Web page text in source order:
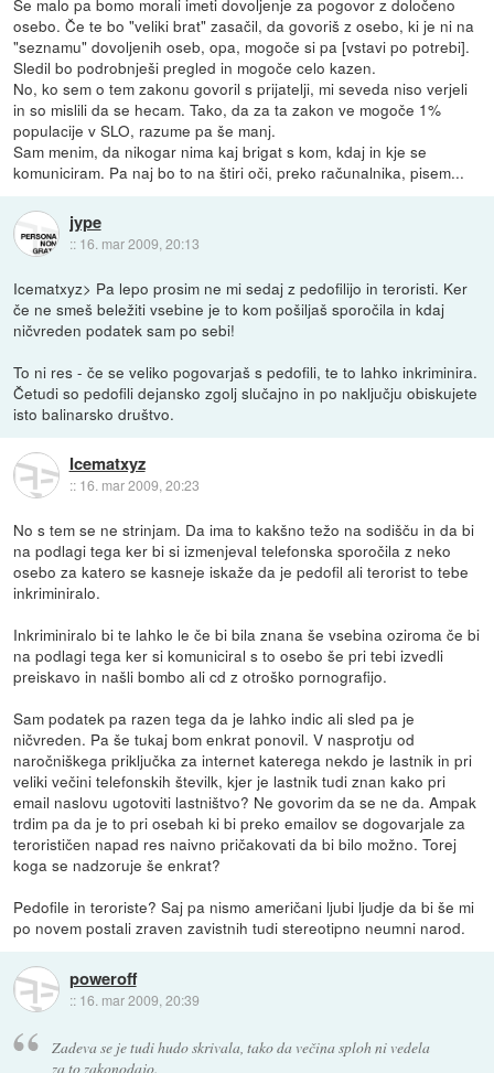
Še malo pa bomo morali imeti dovoljenje za pogovor z določeno
osebo. Če te bo "veliki brat" zasačil, da govoriš z osebo, ki je ni na
"seznamu" dovoljenih oseb, opa, mogoče si pa [vstavi po potrebi].
Sledil bo podrobnješi pregled in mogoče celo kazen.
No, ko sem o tem zakonu govoril s prijatelji, mi seveda niso verjeli
in so mislili da se hecam. Tako, da za ta zakon ve mogoče 1%
populacije v SLO, razume pa še manj.
Sam menim, da nikogar nima kaj brigat s kom, kdaj in kje se
komuniciram. Pa naj bo to na štiri oči, preko računalnika, pisem...
jype
:: 16. mar 2009, 20:13
Icematxyz> Pa lepo prosim ne mi sedaj z pedofilijo in teroristi. Ker
če ne smeš beležiti vsebine je to kom pošiljaš sporočila in kdaj
ničvreden podatek sam po sebi!
To ni res - če se veliko pogovarjaš s pedofili, te to lahko inkriminira.
Četudi so pedofili dejansko zgolj slučajno in po naključju obiskujete
isto balinarsko društvo.
Icematxyz
:: 16. mar 2009, 20:23
No s tem se ne strinjam. Da ima to kakšno težo na sodišču in da bi
na podlagi tega ker bi si izmenjeval telefonska sporočila z neko
osebo za katero se kasneje iskaže da je pedofil ali terorist to tebe
inkriminiralo.
Inkriminiralo bi te lahko le če bi bila znana še vsebina oziroma če bi
na podlagi tega ker si komuniciral s to osebo še pri tebi izvedli
preiskavo in našli bombo ali cd z otroško pornografijo.
Sam podatek pa razen tega da je lahko indic ali sled pa je
ničvreden. Pa še tukaj bom enkrat ponovil. V nasprotju od
naročniškega priključka za internet katerega nekdo je lastnik in pri
veliki večini telefonskih številk, kjer je lastnik tudi znan kako pri
email naslovu ugotoviti lastništvo? Ne govorim da se ne da. Ampak
trdim pa da je to pri osebah ki bi preko emailov se dogovarjale za
terorističen napad res naivno pričakovati da bi bilo možno. Torej
koga se nadzoruje še enkrat?
Pedofile in teroriste? Saj pa nismo američani ljubi ljudje da bi še mi
po novem postali zraven zavistnih tudi stereotipno neumni narod.
poweroff
:: 16. mar 2009, 20:39
Zadeva se je tudi hudo skrivala, tako da večina sploh ni vedela
za to zakonodajo.